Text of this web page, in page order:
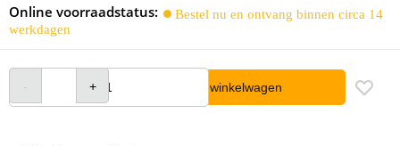
Online voorraadstatus:
Bestel nu en ontvang binnen circa 14
werkdagen
In winkelwagen